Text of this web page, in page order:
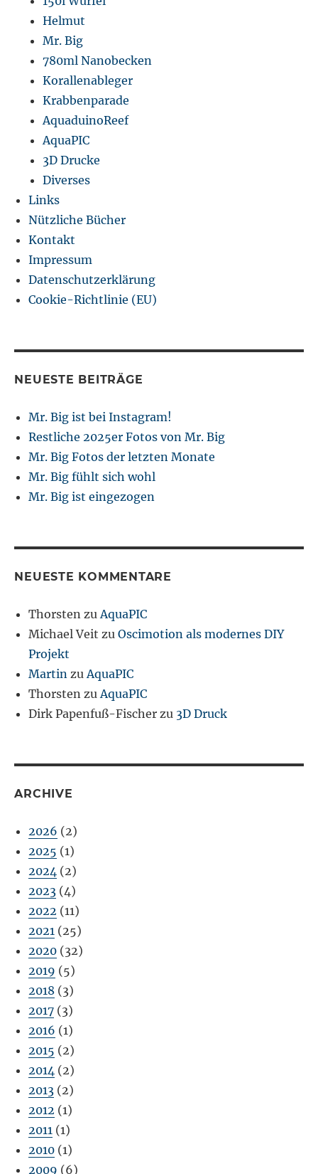
Helmut
Mr. Big
780ml Nanobecken
Korallenableger
Krabbenparade
AquaduinoReef
AquaPIC
3D Drucke
Diverses
Links
Nützliche Bücher
Kontakt
Impressum
Datenschutzerklärung
Cookie-Richtlinie (EU)
NEUESTE BEITRÄGE
Mr. Big ist bei Instagram!
Restliche 2025er Fotos von Mr. Big
Mr. Big Fotos der letzten Monate
Mr. Big fühlt sich wohl
Mr. Big ist eingezogen
NEUESTE KOMMENTARE
Thorsten zu AquaPIC
Michael Veit zuOscimotion als modernes DIY
Projekt
Martin zu AquaPIC
Thorsten zu AquaPIC
Dirk Papenfuß-Fischer zu 3D Druck
ARCHIVE
2026 (2)
2025 (1)
2024 (2)
2023 (4)
2022 (11)
2021 (25)
2020 (32)
2019 (5)
2018 (3)
2017 (3)
2016 (1)
2015 (2)
2014 (2)
2013 (2)
2012 (1)
2011 (1)
2010 (1)
2009 (6)